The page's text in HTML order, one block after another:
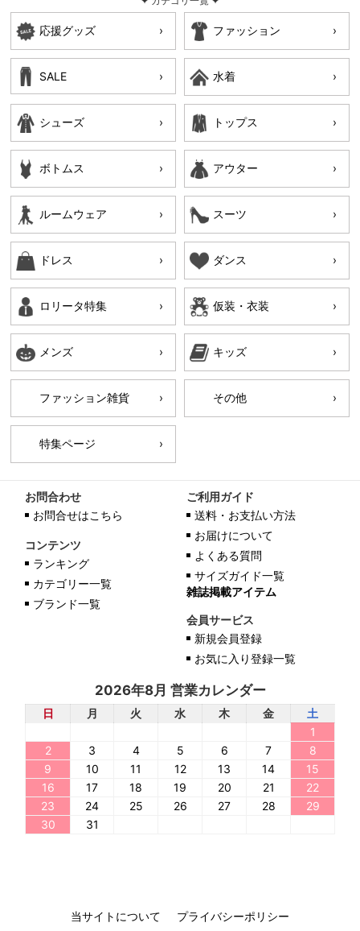
応援グッズ ファッション
SALE 水着
シューズ トップス
ボトムス アウター
ルームウェア スーツ
ドレス ダンス
ロリータ特集 仮装・衣装
メンズ キッズ
ファッション雑貨 その他
特集ページ
お問合わせ
お問合せはこちら
コンテンツ
ランキング
カテゴリー一覧
ブランド一覧
ご利用ガイド
送料・お支払い方法
お届けについて
よくある質問
サイズガイド一覧
雑誌掲載アイテム
会員サービス
新規会員登録
お気に入り登録一覧
2026年8月 営業カレンダー
日 月 火 水 木 金
土
1
2
3 4 5 6 7
8
9
10 11 12 13 14
15
16
17 18 19 20 21
22
23
24 25 26 27 28
29
30
31
当サイトについて プライバシーポリシー